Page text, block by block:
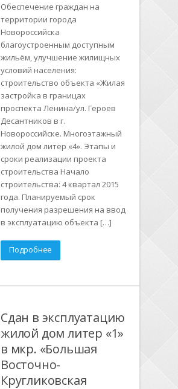
Обеспечение граждан на
территории города
Новороссийска
благоустроенным доступным
жильём, улучшение жилищных
условий населения:
строительство объекта «Жилая
застройка в границах
проспекта Ленина/ул. Героев
Десантников в г.
Новороссийске. Многоэтажный
жилой дом литер «4». Этапы и
сроки реализации проекта
строительства Начало
строительства: 4 квартал 2015
года. Планируемый срок
получения разрешения на ввод
в эксплуатацию объекта […]
Подробнее
Сдан в эксплуатацию
жилой дом литер «1»
в мкр. «Большая
Восточно-
Кругликовская